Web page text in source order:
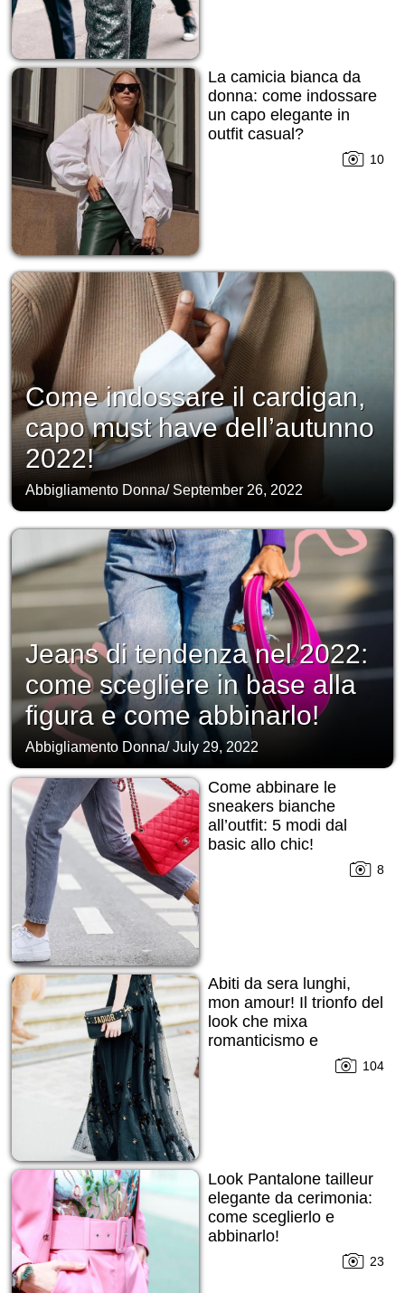
La camicia bianca da
donna: come indossare
un capo elegante in
outfit casual?
10
Come indossare il cardigan,
capo must have dell’autunno
2022!
Abbigliamento Donna/ September 26, 2022
Jeans di tendenza nel 2022:
come scegliere in base alla
figura e come abbinarlo!
Abbigliamento Donna/July 29, 2022
Come abbinare le
sneakers bianche
all’outfit: 5 modi dal
basic allo chic!
8
Abiti da sera lunghi,
mon amour! Il trionfo del
look che mixa
romanticismo e
104
Look Pantalone tailleur
elegante da cerimonia:
come sceglierlo e
abbinarlo!
23